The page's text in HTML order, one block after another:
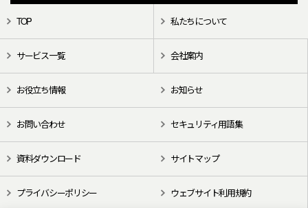
TOP 私たちについて
サービス一覧 会社案内
お役立ち情報 お知らせ
お問い合わせ セキュリティ用語集
資料ダウンロード サイトマップ
プライバシーポリシー ウェブサイト利用規約